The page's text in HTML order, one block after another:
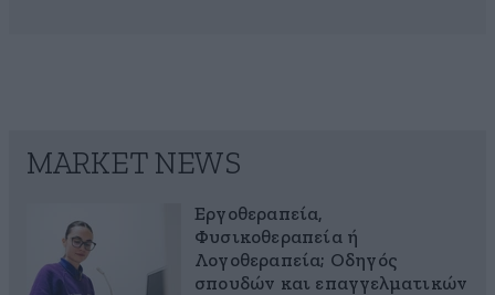
MARKET NEWS
Εργοθεραπεία,
Φυσικοθεραπεία ή
Λογοθεραπεία; Οδηγός
σπουδών και επαγγελματικών